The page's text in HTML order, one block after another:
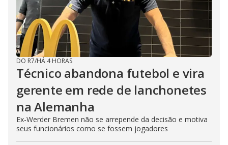
DO R7/HÁ 4 HORAS
Técnico abandona futebol e vira
gerente em rede de lanchonetes
na Alemanha
Ex-Werder Bremen não se arrepende da decisão e motiva
seus funcionários como se fossem jogadores